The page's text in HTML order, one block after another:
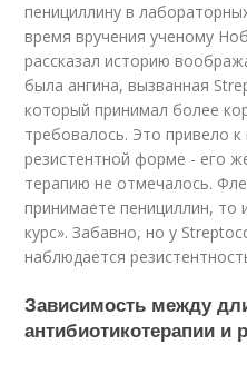
пенициллину в
время вручения ученому
рассказал историю
была ангина, вызванная
который принимал более
требовалось. Это привело
резистентной форме - его
терапию не отмечалось.
принимаете пенициллин, то
курс». Забавно, но у
наблюдается
Зависимость между
антибиотикотерапии и